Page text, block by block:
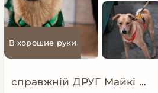
В хорошие руки
справжній ДРУГ Майкі шукає родину!